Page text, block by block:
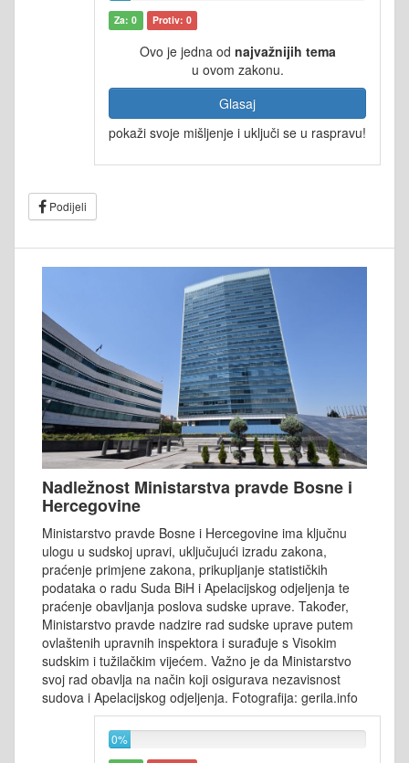
Za: 0 Protiv: 0
Ovo je jedna od najvažnijih tema
u ovom zakonu.
Glasaj
pokaži svoje mišljenje i uključi se u raspravu!
Podijeli
Nadležnost Ministarstva pravde Bosne i
Hercegovine
Ministarstvo pravde Bosne i Hercegovine ima ključnu
ulogu u sudskoj upravi, uključujući izradu zakona,
praćenje primjene zakona, prikupljanje statističkih
podataka o radu Suda BiH i Apelacijskog odjeljenja te
praćenje obavljanja poslova sudske uprave. Također,
Ministarstvo pravde nadzire rad sudske uprave putem
ovlaštenih upravnih inspektora i surađuje s Visokim
sudskim i tužilačkim vijećem. Važno je da Ministarstvo
svoj rad obavlja na način koji osigurava nezavisnost
sudova i Apelacijskog odjeljenja. Fotografija: gerila.info
0%